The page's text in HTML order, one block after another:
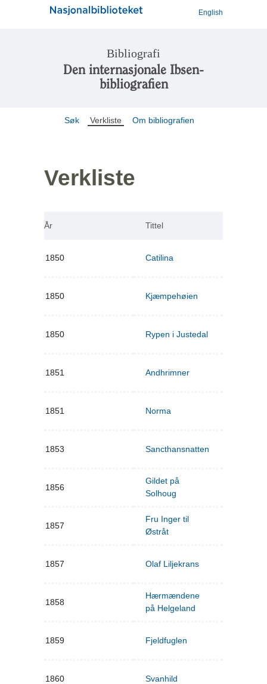
English
Bibliografi
Den internasjonale Ibsen-
bibliografien
Søk Verkliste Om bibliografien
Verkliste
År Tittel
1850 Catilina
1850 Kjæmpehøien
1850 Rypen i Justedal
1851 Andhrimner
1851 Norma
1853 Sancthansnatten
1856
Gildet på
Solhoug
1857
Fru Inger til
Østråt
1857 Olaf Liljekrans
1858
Hærmændene
på Helgeland
1859 Fjeldfuglen
1860 Svanhild